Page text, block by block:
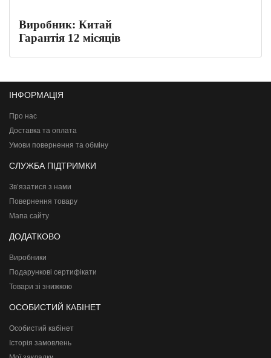
Виробник: Китай
Гарантія 12 місяців
ІНФОРМАЦІЯ
Про нас
Доставка та оплата
Умови повернення та обміну
СЛУЖБА ПІДТРИМКИ
Зв’язатися з нами
Повернення товару
Мапа сайту
ДОДАТКОВО
Виробники
Подарункові сертифікати
Товари зі знижкою
ОСОБИСТИЙ КАБІНЕТ
Особистий кабінет
Історія замовлень